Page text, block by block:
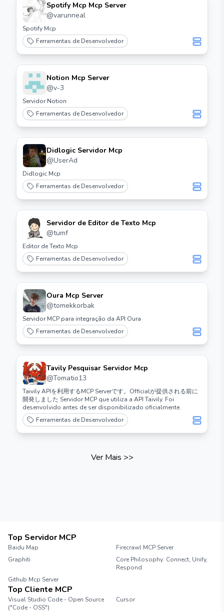
Spotify Mcp Mcp Server
@varunneal
Spotify Mcp
Ferramentas de Desenvolvedor
Notion Mcp Server
@v-3
Servidor Notion
Ferramentas de Desenvolvedor
Didlogic Servidor Mcp
@UserAd
Didlogic Mcp
Ferramentas de Desenvolvedor
Servidor de Editor de Texto Mcp
@tumf
Editor de Texto Mcp
Ferramentas de Desenvolvedor
Oura Mcp Server
@tomekkorbak
Servidor MCP para integração da API Oura
Ferramentas de Desenvolvedor
Tavily Pesquisar Servidor Mcp
@Tomatio13
Taivily APIを利用するMCP Serverです。Officialが提供される前に
開発しました Servidor MCP que utiliza a API Taivily. Foi
desenvolvido antes de ser disponibilizado oficialmente.
Ferramentas de Desenvolvedor
Ver Mais >>
Top Servidor MCP
Baidu Map
Firecrawl MCP Server
Graphiti
Core Philosophy: Connect, Unify,
Respond
Github Mcp Server
Top Cliente MCP
Visual Studio Code - Open Source
("Code - OSS")
Cursor